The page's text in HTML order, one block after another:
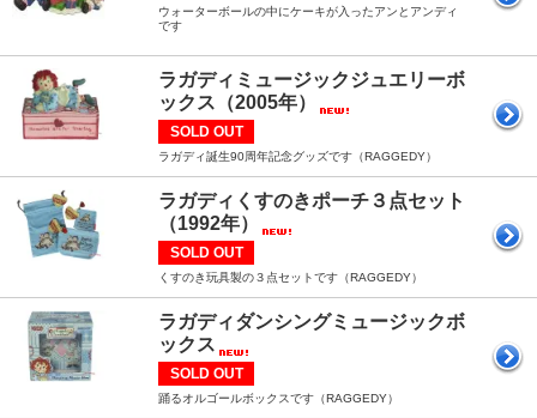
ウォーターボールの中にケーキが入ったアンとアンディ
です
ラガディミュージックジュエリーボ
ックス（2005年）
SOLD OUT
ラガディ誕生90周年記念グッズです（RAGGEDY）
ラガディくすのきポーチ３点セット
（1992年）
SOLD OUT
くすのき玩具製の３点セットです（RAGGEDY）
ラガディダンシングミュージックボ
ックス
SOLD OUT
踊るオルゴールボックスです（RAGGEDY）